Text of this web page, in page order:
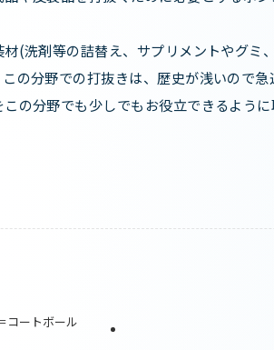
(洗剤等の詰替え、サプリメントやグミ
の分野での打抜きは、歴史が浅いので
の分野でも少しでもお役立できるように
コートボール